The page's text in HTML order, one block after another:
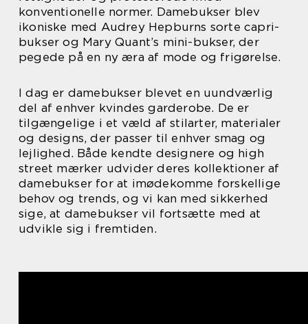
konventionelle normer. Damebukser blev
ikoniske med Audrey Hepburns sorte capri-
bukser og Mary Quant’s mini-bukser, der
pegede på en ny æra af mode og frigørelse.
I dag er damebukser blevet en uundværlig
del af enhver kvindes garderobe. De er
tilgængelige i et væld af stilarter, materialer
og designs, der passer til enhver smag og
lejlighed. Både kendte designere og high
street mærker udvider deres kollektioner af
damebukser for at imødekomme forskellige
behov og trends, og vi kan med sikkerhed
sige, at damebukser vil fortsætte med at
udvikle sig i fremtiden.